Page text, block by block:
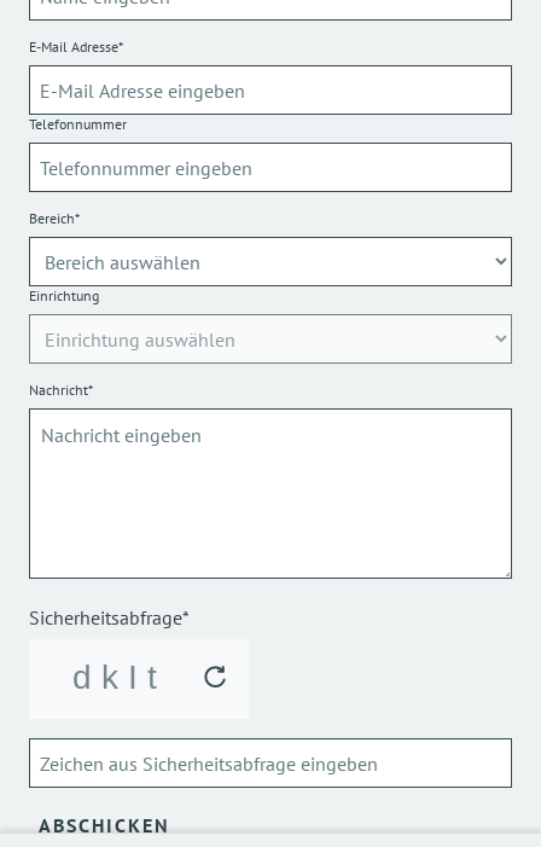
E-Mail Adresse*
Telefonnummer
Bereich*
Einrichtung
Nachricht*
Sicherheitsabfrage*
ABSCHICKEN